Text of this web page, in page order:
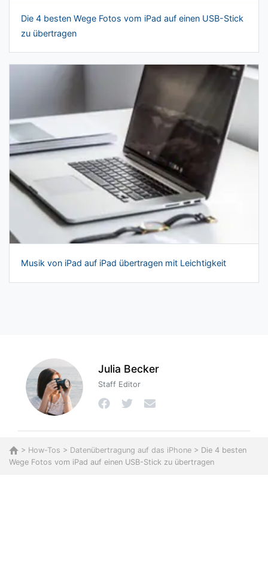
Die 4 besten Wege Fotos vom iPad auf einen USB-Stick
zu übertragen
Musik von iPad auf iPad übertragen mit Leichtigkeit
Julia Becker
Staff Editor
> How-Tos > Datenübertragung auf das iPhone > Die 4 besten
Wege Fotos vom iPad auf einen USB-Stick zu übertragen